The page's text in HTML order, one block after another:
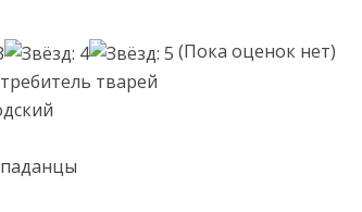
(Пока оценок нет)
тварей